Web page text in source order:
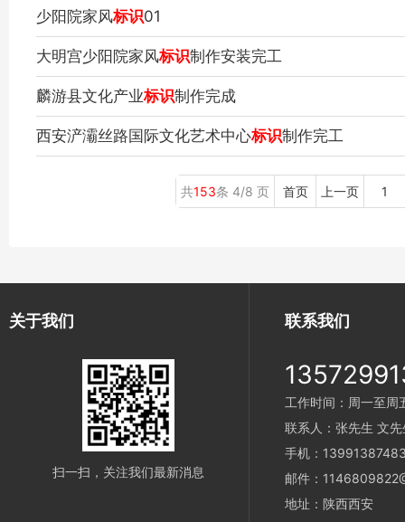
少阳院家风标识01
大明宫少阳院家风标识制作安装完工
麟游县文化产业标识制作完成
西安浐灞丝路国际文化艺术中心标识制作完工
共153条 4/8 页 首页 上一页 1
关于我们
扫一扫，关注我们最新消息
联系我们
工作时间：周一至
联系人：张先生 文先
手机：
邮件：
地址：陕西西安